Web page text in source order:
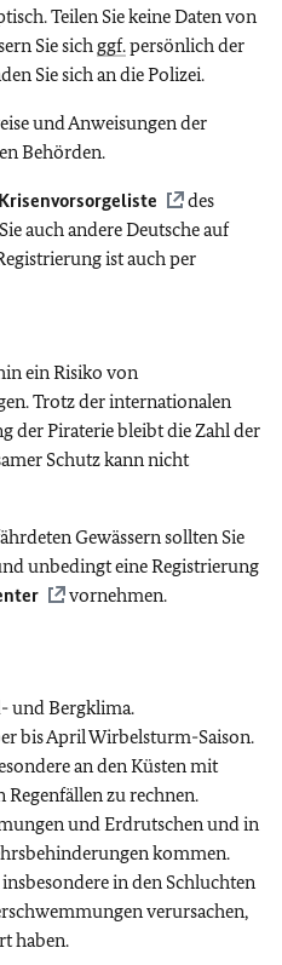
Teilen Sie keine Daten von
Sie sich ggf.persönlich der
Sie sich an die Polizei.
und Anweisungen der
Behörden.
Krisenvorsorgeliste
des
auch andere Deutsche auf
ist auch per
ein Risiko von
Trotz der internationalen
der Piraterie bleibt die Zahl der
Schutz kann nicht
Gewässern sollten Sie
unbedingt eine Registrierung
vornehmen.
und Bergklima.
bis April Wirbelsturm-Saison.
an den Küsten mit
zu rechnen.
und Erdrutschen und in
kommen.
in den Schluchten
verursachen,
haben.